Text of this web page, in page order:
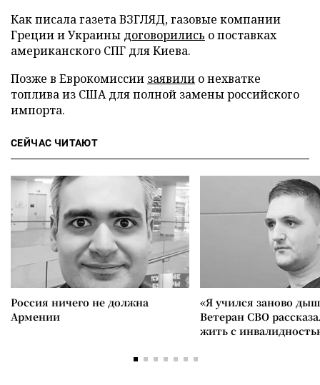
Как писала газета ВЗГЛЯД, газовые компании
Греции и Украины договорились о поставках
американского СПГ для Киева.
Позже в Еврокомиссии заявили о нехватке
топлива из США для полной замены российского
импорта.
СЕЙЧАС ЧИТАЮТ
Россия ничего не должна
Армении
«Я учился заново
Ветеран СВО
жить с